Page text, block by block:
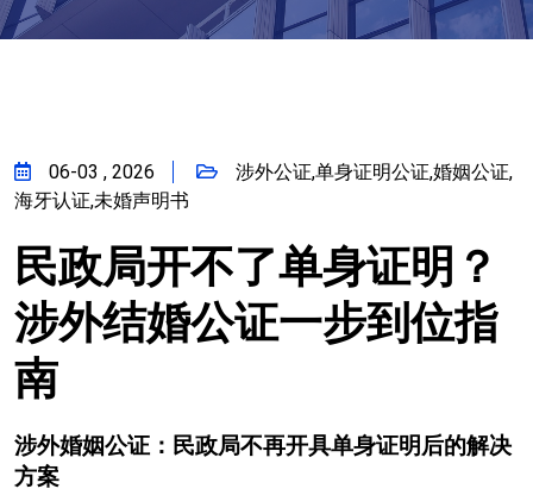
06-03 , 2026
涉外公证,单身证明公证,婚姻公证,
海牙认证,未婚声明书
民政局开不了单身证明？
涉外结婚公证一步到位指
南
涉外婚姻公证：民政局不再开具单身证明后的解决
方案